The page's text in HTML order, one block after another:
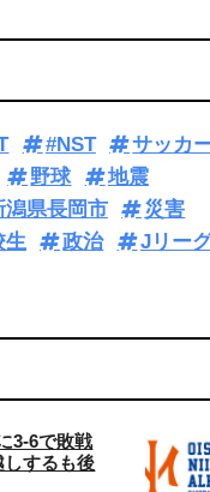
#NST
サッカ
野球
地震
潟県長岡市
災害
生 政治 Jリー
3‐6で敗戦
しするも後